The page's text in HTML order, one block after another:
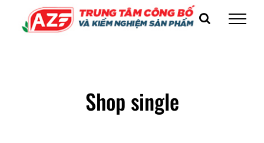
Shop single